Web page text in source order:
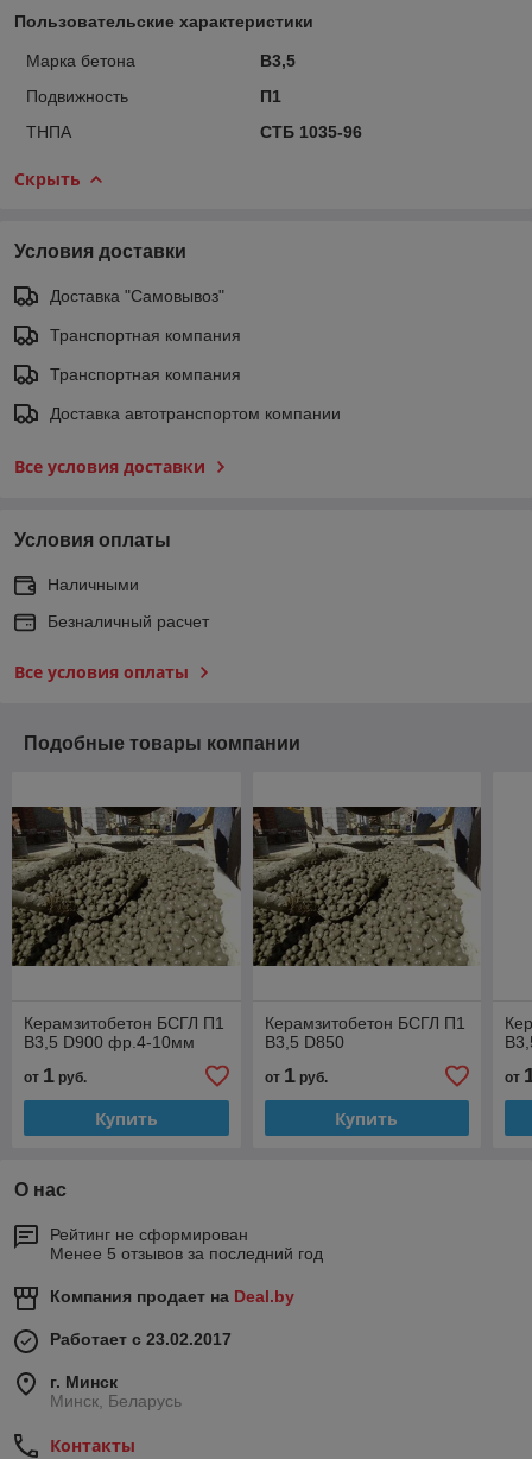
Пользовательские характеристики
Марка бетона
В3,5
Подвижность
П1
ТНПА
СТБ 1035-96
Скрыть
Условия доставки
Доставка "Самовывоз"
Транспортная компания
Транспортная компания
Доставка автотранспортом компании
Все условия доставки
Условия оплаты
Наличными
Безналичный расчет
Все условия оплаты
Подобные товары компании
Керамзитобетон БСГЛ П1
В3,5 D900 фр.4-10мм
от 1 руб.
Купить
Керамзитобетон БСГЛ П1
В3,5 D850
от 1руб.
Купить
от
О нас
Рейтинг не сформирован
Менее 5 отзывов за последний год
Компания продает на Deal.by
Работает с 23.02.2017
г. Минск
Минск, Беларусь
Контакты